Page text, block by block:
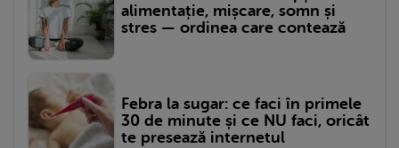
alimentație, mișcare, somn și
stres — ordinea care contează
Febra la sugar: ce faci în primele
30 de minute și ce NU faci, oricât
te presează internetul